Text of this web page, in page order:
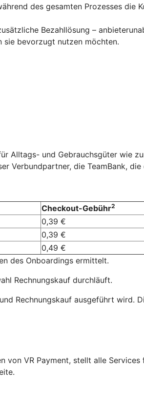
des gesamten Prozesses die
Bezahllösung –
sie bevorzugt nutzen möchten.
Alltags- und Gebrauchsgüter wie
Verbundpartner, die TeamBank,
Checkout-Gebühr2
0,39 €
0,39 €
0,49 €
des Onboardings ermittelt.
Rechnungskauf durchläuft.
Rechnungskauf ausgeführt wird.
von VR Payment, stellt alle